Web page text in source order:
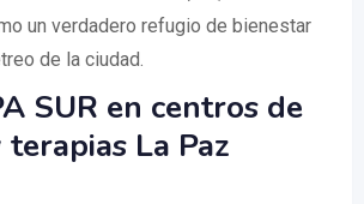
un verdadero refugio de bienestar
de la ciudad.
SUR en centros de
terapias La Paz